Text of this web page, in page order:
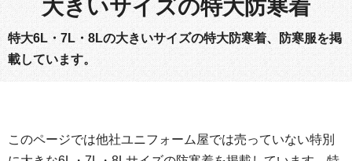
大きいサイズの特大防寒着
特大6L・7L・8Lの大きいサイズの特大防寒着、防寒服を掲
載しています。
このページでは他社ユニフォーム屋では売っていない特別